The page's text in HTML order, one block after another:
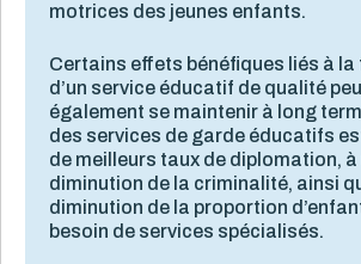
motrices des jeunes enfants.
Certains effets bénéfiques liés à
d’un service éducatif de qualité
également se maintenir à long
des services de garde éducatifs
de meilleurs taux de diplomation, à
diminution de la criminalité, ainsi
diminution de la proportion
besoin de services spécialisés.